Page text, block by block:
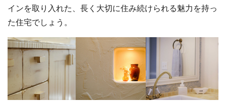
インを取り入れた、長く大切に住み続けられる魅力を持っ
た住宅でしょう。